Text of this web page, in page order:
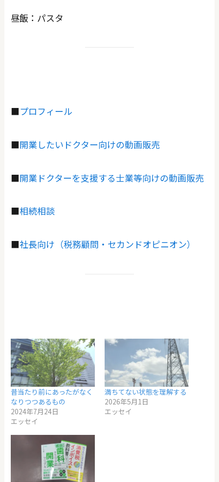
昼飯：パスタ
■プロフィール
■開業したいドクター向けの動画販売
■開業ドクターを支援する士業等向けの動画販売
■相続相談
■社長向け（税務顧問・セカンドオピニオン）
昔当たり前にあったがなく
なりつつあるもの
2024年7月24日
エッセイ
満ちてない状態を理解する
2026年5月1日
エッセイ